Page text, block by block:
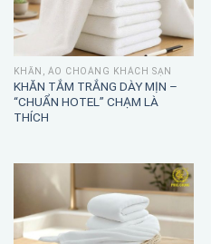
KHĂN, ÁO CHOÀNG KHÁCH SẠN
KHĂN TẮM TRẮNG DÀY MỊN –
“CHUẨN HOTEL” CHẠM LÀ
THÍCH